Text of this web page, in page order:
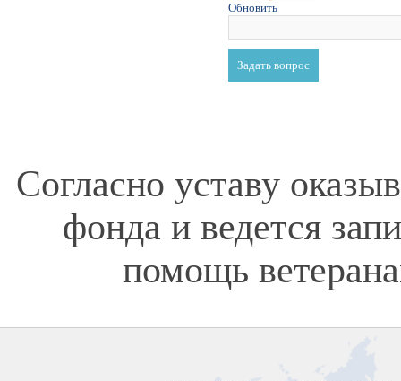
Обновить
Согласно уставу
фонда и ведется
помощь